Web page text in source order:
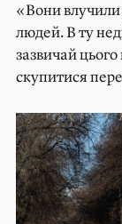
«Вони влучили
людей. В ту
зазвичай
скупитися